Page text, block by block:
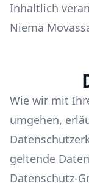
Inhaltlich
Niema
Wie wir mit
umgehen,
geltende
Datenschutz-